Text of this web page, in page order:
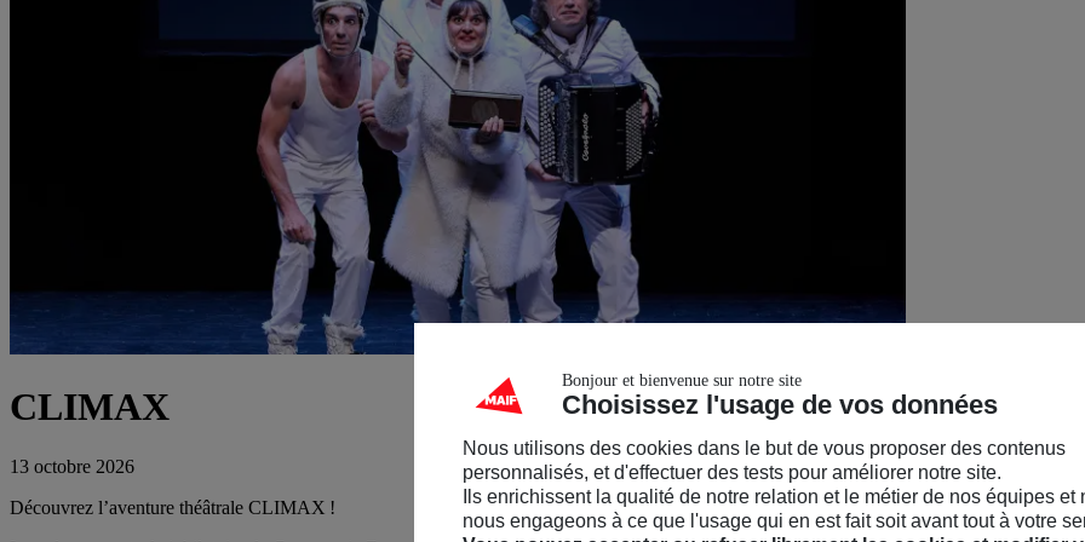
CLIMAX
13 octobre 2026
Découvrez l’aventure théâtrale CLIMAX !
Bonjour et bienvenue sur notre site
Choisissez l'usage de vos données
Nous utilisons des cookies dans le but de vous proposer des contenus
personnalisés, et d'effectuer des tests pour améliorer notre site.
Ils enrichissent la qualité de notre relation et le métier de nos équipes et
nous engageons à ce que l'usage qui en est fait soit avant tout à votre